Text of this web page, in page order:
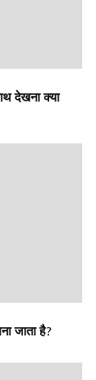
देखना क्या
जाता है?